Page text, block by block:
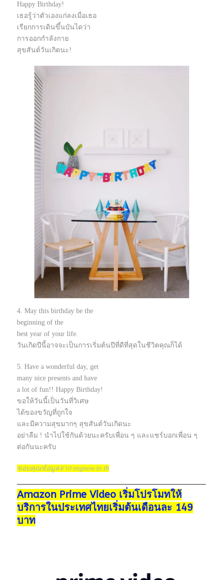
Happy Birthday!
เธอรู้ว่าตัวเองแก่ลงเมื่อเธอ
เรียกการเดินขึ้นบันไดว่า
การออกกำลังกาย
สุขสันต์วันเกิดนะ!
4. May this birthday be the
beginning of the
best year of your life.
วันเกิดปีนี้อาจจะเป็นการเริ่มต้นปีที่ดีที่สุดในชีวิตคุณก็ได้
5. Have a wonderful day, get
many nice presents and have
a lot of fun!! Happy Birthday!
ขอให้วันนี้เป็นวันที่วิเศษ
ได้ของขวัญที่ถูกใจ
และมีความสุขมากๆ สุขสันต์วันเกิดนะ
อย่าลืม ! นำไปใช้กันด้วยนะครับเพื่อน ๆ และแชร์บอกเพื่อน ๆ
ต่อกันนะครับ
ขอบคุณข้อมูลจาก engnow.in.th
Amazon Prime Video เริ่มโปรโมทให้
บริการในประเทศไทยเริ่มต้นเดือนละ 149
บาท